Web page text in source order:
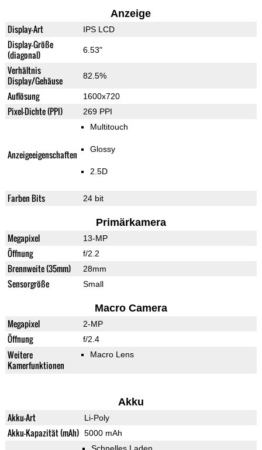
Anzeige
Display-Art IPS LCD
Display-Größe
(diagonal)
6.53"
Verhältnis
Display/Gehäuse
82.5%
Auflösung 1600x720
Pixel-Dichte (PPI) 269 PPI
Anzeigeeigenschaften
Multitouch
Glossy
2.5D
Farben Bits 24 bit
Primärkamera
Megapixel 13-MP
Öffnung f/2.2
Brennweite (35mm) 28mm
Sensorgröße Small
Macro Camera
Megapixel 2-MP
Öffnung f/2.4
Weitere
Kamerfunktionen
Macro Lens
Akku
Akku-Art Li-Poly
Akku-Kapazität (mAh) 5000 mAh